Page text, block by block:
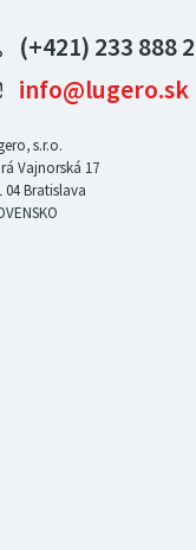
(+421) 233 888
info@lugero.sk
s.r.o.
Vajnorská 17
04Bratislava